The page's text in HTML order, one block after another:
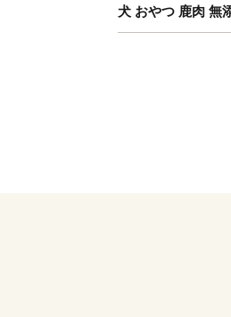
犬 おやつ 鹿肉 無